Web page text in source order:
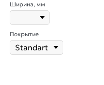
Ширина, мм
Покрытие